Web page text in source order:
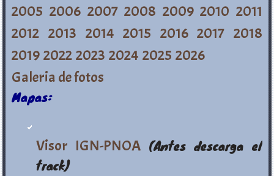
2005 2006 2007 2008 2009 2010 2011
2012 2013 2014 2015 2016 2017 2018
2019 2022 2023 2024 2025 2026
Galeria de fotos
Mapas:
Visor IGN-PNOA(Antes descarga el
track)